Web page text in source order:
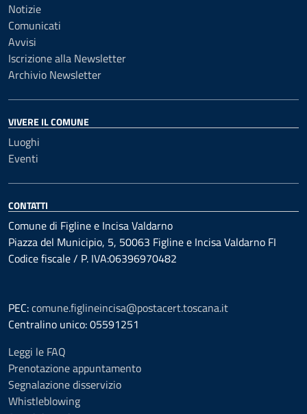
Notizie
Comunicati
Avvisi
Iscrizione alla Newsletter
Archivio Newsletter
VIVERE IL COMUNE
Luoghi
Eventi
CONTATTI
Comune di Figline e Incisa Valdarno
Piazza del Municipio, 5, 50063 Figline e Incisa Valdarno FI
Codice fiscale / P. IVA:06396970482
PEC:comune.figlineincisa@postacert.toscana.it
Centralino unico: 05591251
Leggi le FAQ
Prenotazione appuntamento
Segnalazione disservizio
Whistleblowing